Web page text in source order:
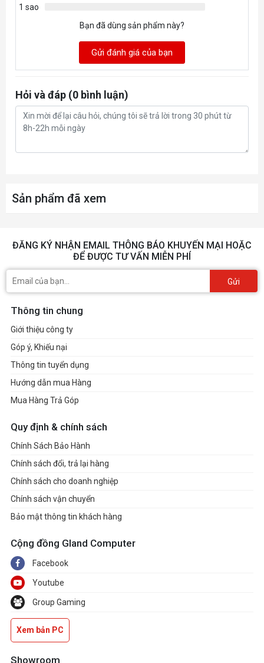
1 sao
Bạn đã dùng sản phẩm này?
Gửi đánh giá của bạn
Hỏi và đáp (0 bình luận)
Sản phẩm đã xem
ĐĂNG KÝ NHẬN EMAIL THÔNG BÁO KHUYẾN MẠI HOẶC
ĐỂ ĐƯỢC TƯ VẤN MIỄN PHÍ
Gửi
Thông tin chung
Giới thiệu công ty
Góp ý, Khiếu nại
Thông tin tuyển dụng
Hướng dẫn mua Hàng
Mua Hàng Trả Góp
Quy định & chính sách
Chính Sách Bảo Hành
Chính sách đổi, trả lại hàng
Chính sách cho doanh nghiệp
Chính sách vận chuyển
Bảo mật thông tin khách hàng
Cộng đồng Gland Computer
Facebook
Youtube
Group Gaming
Xem bản PC
Showroom